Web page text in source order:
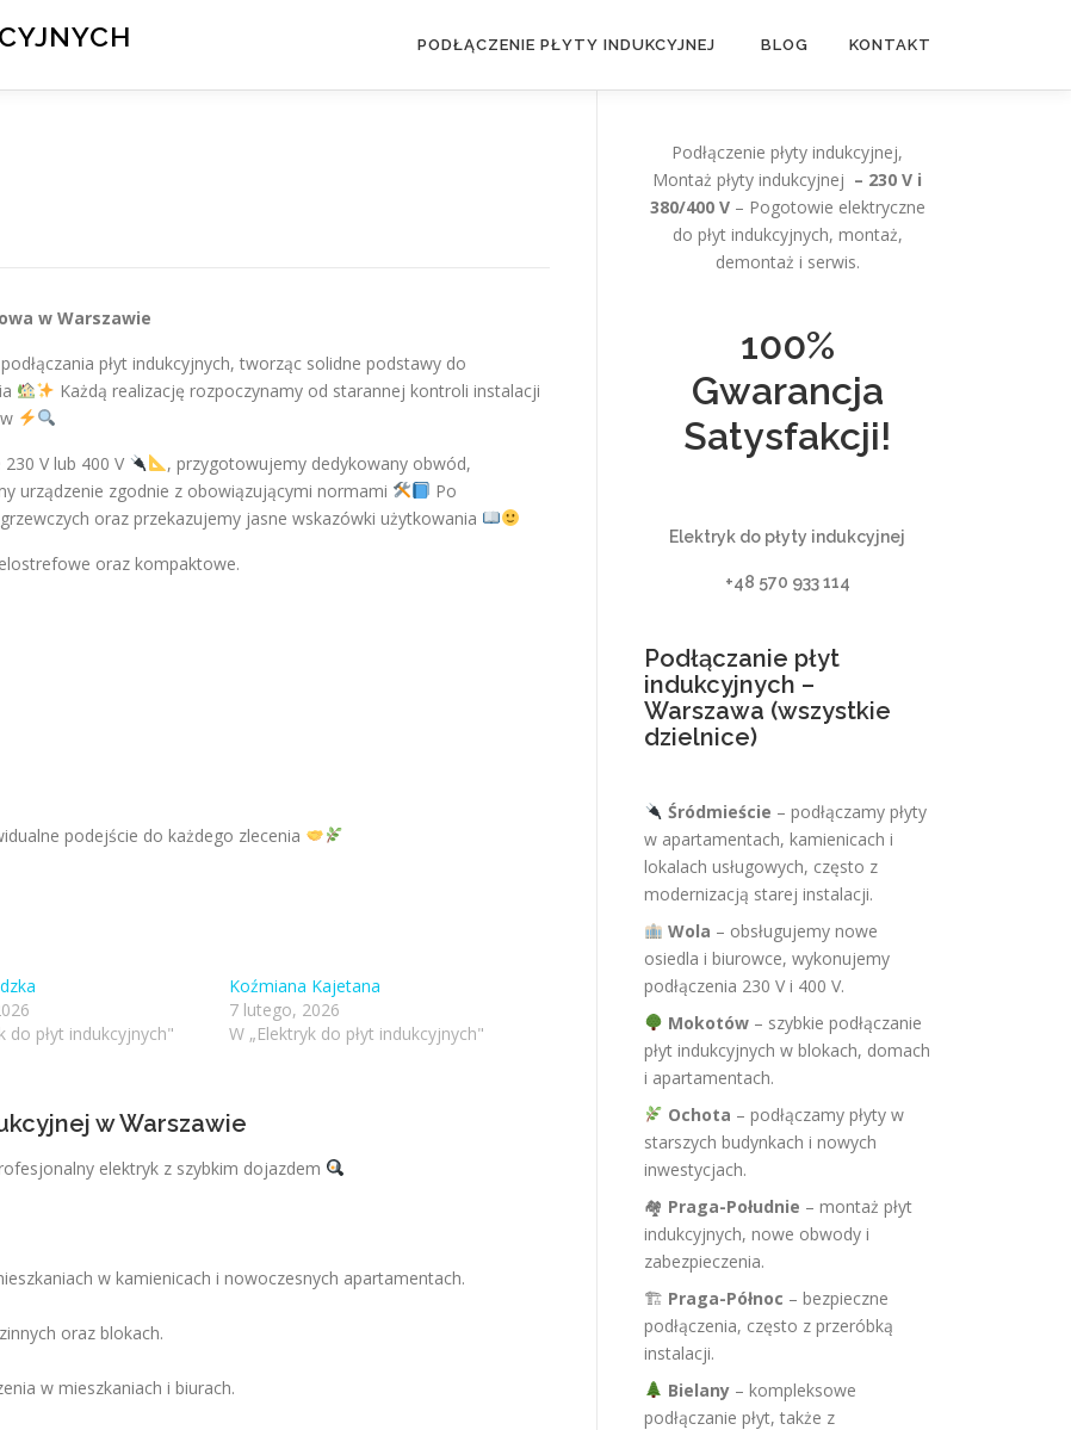
PODŁĄCZENIE PŁYTY INDUKCYJNEJ BLOG KONTAKT
w Warszawie
płyt indukcyjnych, tworząc solidne podstawy do
Każdą realizację rozpoczynamy od starannej kontroli instalacji
V lub 400 V
, przygotowujemy dedykowany obwód,
urządzenie zgodnie z obowiązującymi normami
Po
oraz przekazujemy jasne wskazówki użytkowania
oraz kompaktowe.
podejście do każdego zlecenia
do płyt indukcyjnych"
Koźmiana Kajetana
7 lutego, 2026
W „Elektryk do płyt indukcyjnych"
w Warszawie
elektryk z szybkim dojazdem
w kamienicach i nowoczesnych apartamentach.
oraz blokach.
w mieszkaniach i biurach.
Podłączenie płyty indukcyjnej,
Montaż płyty indukcyjnej – 230 V i
380/400 V– Pogotowie elektryczne
do płyt indukcyjnych, montaż,
demontaż i serwis.
100%
Gwarancja
Satysfakcji!
Elektryk do płyty indukcyjnej
+48 570 933 114
Podłączanie płyt
indukcyjnych –
Warszawa (wszystkie
dzielnice)
Śródmieście – podłączamy płyty
w apartamentach, kamienicach i
lokalach usługowych, często z
modernizacją starej instalacji.
Wola – obsługujemy nowe
osiedla i biurowce, wykonujemy
podłączenia 230 V i 400 V.
Mokotów– szybkie podłączanie
płyt indukcyjnych w blokach, domach
i apartamentach.
Ochota – podłączamy płyty w
starszych budynkach i nowych
inwestycjach.
🏘 Praga-Południe – montaż płyt
indukcyjnych, nowe obwody i
zabezpieczenia.
🏗 Praga-Północ – bezpieczne
podłączenia, często z przeróbką
instalacji.
Bielany– kompleksowe
podłączanie płyt, także z